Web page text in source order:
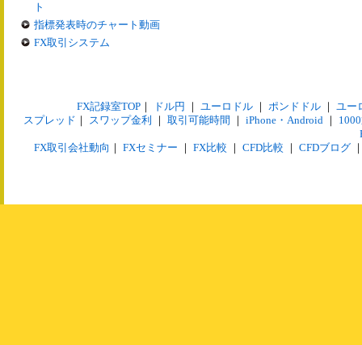
ト
指標発表時のチャート動画
FX取引システム
FX記録室TOP｜ ドル円 ｜ ユーロドル｜ ポンドドル｜ ユー
スプレッド ｜ スワップ金利 ｜ 取引可能時間 ｜ iPhone・Android ｜
FX取引会社動向 ｜ FXセミナー ｜ FX比較 ｜ CFD比較 ｜ CFDブログ